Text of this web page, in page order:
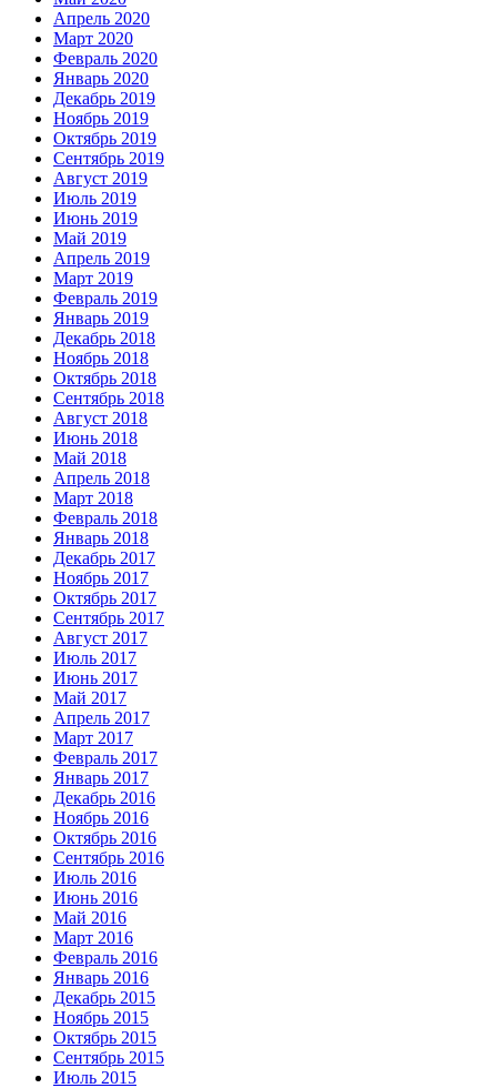
Апрель 2020
Март 2020
Февраль 2020
Январь 2020
Декабрь 2019
Ноябрь 2019
Октябрь 2019
Сентябрь 2019
Август 2019
Июль 2019
Июнь 2019
Май 2019
Апрель 2019
Март 2019
Февраль 2019
Январь 2019
Декабрь 2018
Ноябрь 2018
Октябрь 2018
Сентябрь 2018
Август 2018
Июнь 2018
Май 2018
Апрель 2018
Март 2018
Февраль 2018
Январь 2018
Декабрь 2017
Ноябрь 2017
Октябрь 2017
Сентябрь 2017
Август 2017
Июль 2017
Июнь 2017
Май 2017
Апрель 2017
Март 2017
Февраль 2017
Январь 2017
Декабрь 2016
Ноябрь 2016
Октябрь 2016
Сентябрь 2016
Июль 2016
Июнь 2016
Май 2016
Март 2016
Февраль 2016
Январь 2016
Декабрь 2015
Ноябрь 2015
Октябрь 2015
Сентябрь 2015
Июль 2015